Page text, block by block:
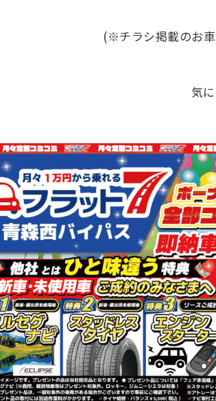
(※チラシ掲載のお
気